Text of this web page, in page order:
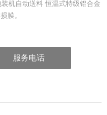
机自动送料 恒温式特级铝合金
膜。
服务电话